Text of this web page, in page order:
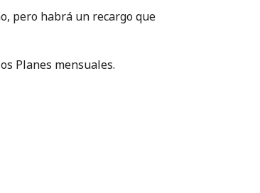
pero habrá un recargo que
Planes mensuales.